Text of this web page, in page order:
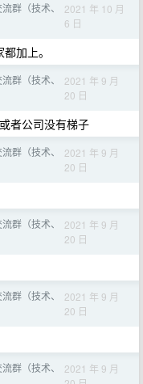
群（技术、
2021 年 10 月
6 日
加上。
群（技术、
2021 年 9 月
20 日
者公司没有梯子
群（技术、
2021 年 9 月
20 日
群（技术、
2021 年 9 月
20 日
群（技术、
2021 年 9 月
20 日
群（技术、
2021 年 9 月